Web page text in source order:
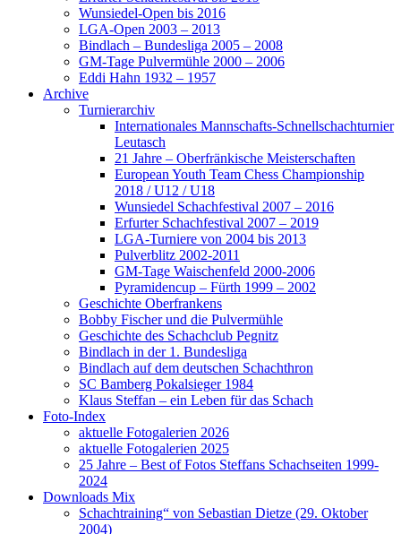
Wunsiedel-Open bis 2016
LGA-Open 2003 – 2013
Bindlach – Bundesliga 2005 – 2008
GM-Tage Pulvermühle 2000 – 2006
Eddi Hahn 1932 – 1957
Archive
Turnierarchiv
Internationales Mannschafts-Schnellschachturnier
Leutasch
21 Jahre – Oberfränkische Meisterschaften
European Youth Team Chess Championship
2018 / U12 / U18
Wunsiedel Schachfestival 2007 – 2016
Erfurter Schachfestival 2007 – 2019
LGA-Turniere von 2004 bis 2013
Pulverblitz 2002-2011
GM-Tage Waischenfeld 2000-2006
Pyramidencup – Fürth 1999 – 2002
Geschichte Oberfrankens
Bobby Fischer und die Pulvermühle
Geschichte des Schachclub Pegnitz
Bindlach in der 1. Bundesliga
Bindlach auf dem deutschen Schachthron
SC Bamberg Pokalsieger 1984
Klaus Steffan – ein Leben für das Schach
Foto-Index
aktuelle Fotogalerien 2026
aktuelle Fotogalerien 2025
25 Jahre – Best of Fotos Steffans Schachseiten 1999-
2024
Downloads Mix
Schachtraining“ von Sebastian Dietze (29. Oktober
2004)